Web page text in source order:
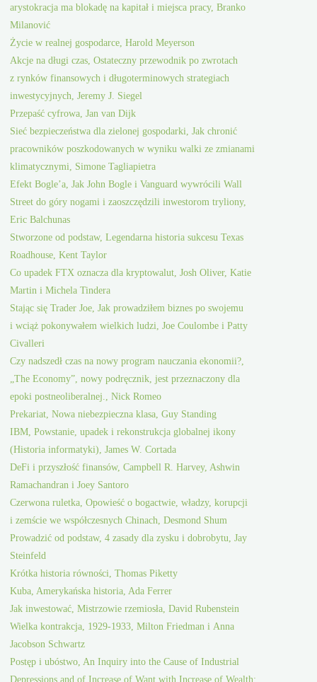
arystokracja ma blokadę na kapitał i miejsca pracy, Branko
Milanović
Życie w realnej gospodarce, Harold Meyerson
Akcje na długi czas, Ostateczny przewodnik po zwrotach
z rynków finansowych i długoterminowych strategiach
inwestycyjnych, Jeremy J. Siegel
Przepaść cyfrowa, Jan van Dijk
Sieć bezpieczeństwa dla zielonej gospodarki, Jak chronić
pracowników poszkodowanych w wyniku walki ze zmianami
klimatycznymi, Simone Tagliapietra
Efekt Bogle’a, Jak John Bogle i Vanguard wywrócili Wall
Street do góry nogami i zaoszczędzili inwestorom tryliony,
Eric Balchunas
Stworzone od podstaw, Legendarna historia sukcesu Texas
Roadhouse, Kent Taylor
Co upadek FTX oznacza dla kryptowalut, Josh Oliver, Katie
Martin i Michela Tindera
Stając się Trader Joe, Jak prowadziłem biznes po swojemu
i wciąż pokonywałem wielkich ludzi, Joe Coulombe i Patty
Civalleri
Czy nadszedł czas na nowy program nauczania ekonomii?,
„The Economy”, nowy podręcznik, jest przeznaczony dla
epoki postneoliberalnej., Nick Romeo
Prekariat, Nowa niebezpieczna klasa, Guy Standing
IBM, Powstanie, upadek i rekonstrukcja globalnej ikony
(Historia informatyki), James W. Cortada
DeFi i przyszłość finansów, Campbell R. Harvey, Ashwin
Ramachandran i Joey Santoro
Czerwona ruletka, Opowieść o bogactwie, władzy, korupcji
i zemście we współczesnych Chinach, Desmond Shum
Prowadzić od podstaw, 4 zasady dla zysku i dobrobytu, Jay
Steinfeld
Krótka historia równości, Thomas Piketty
Kuba, Amerykańska historia, Ada Ferrer
Jak inwestować, Mistrzowie rzemiosła, David Rubenstein
Wielka kontrakcja, 1929-1933, Milton Friedman i Anna
Jacobson Schwartz
Postęp i ubóstwo, An Inquiry into the Cause of Industrial
Depressions and of Increase of Want with Increase of Wealth;